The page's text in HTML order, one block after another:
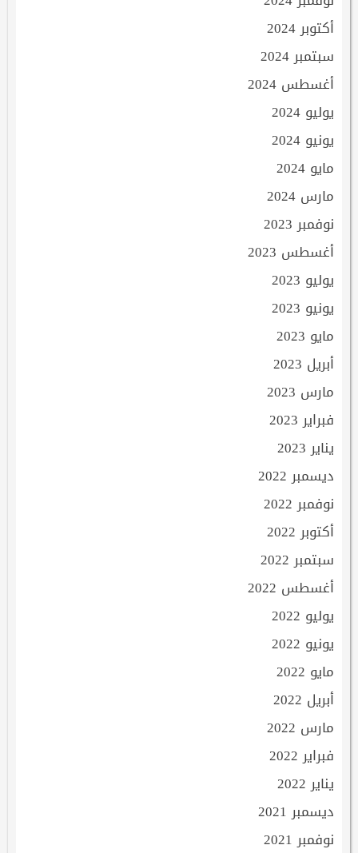
أكتوبر 2024
سبتمبر 2024
أغسطس 2024
يوليو 2024
يونيو 2024
مايو 2024
مارس 2024
نوفمبر 2023
أغسطس 2023
يوليو 2023
يونيو 2023
مايو 2023
أبريل 2023
مارس 2023
فبراير 2023
يناير 2023
ديسمبر 2022
نوفمبر 2022
أكتوبر 2022
سبتمبر 2022
أغسطس 2022
يوليو 2022
يونيو 2022
مايو 2022
أبريل 2022
مارس 2022
فبراير 2022
يناير 2022
ديسمبر 2021
نوفمبر 2021